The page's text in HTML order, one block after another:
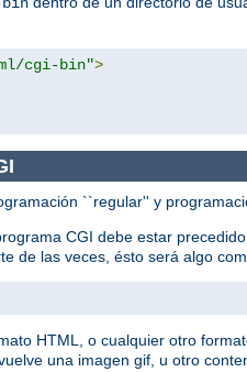
cgi-bin">
``regular'' y
CGI debe estar
de las veces, ésto será algo
HTML, o cualquier otro
una imagen gif, u otro